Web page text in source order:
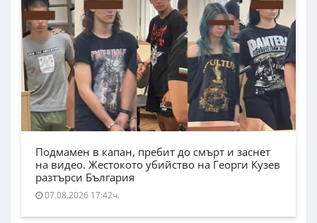
Подмамен в капан, пребит до смърт и заснет
на видео. Жестокото убийство на Георги Кузев
разтърси България
07.08.2026 17:42ч.